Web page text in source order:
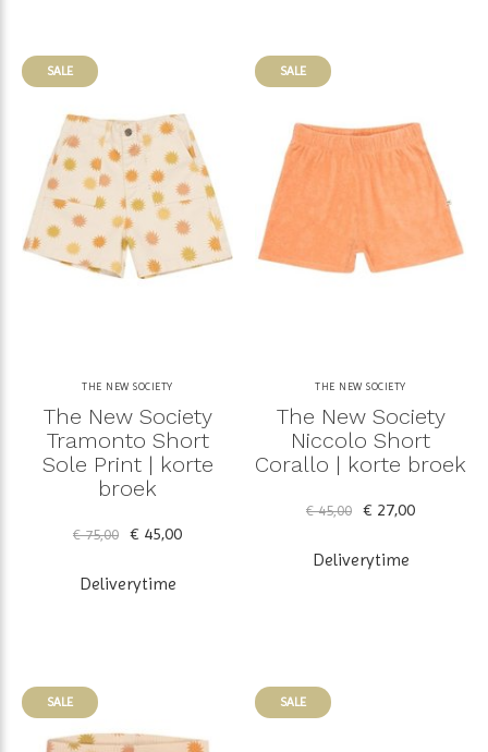
SALE
THE NEW SOCIETY
The New Society
Tramonto Short
Sole Print | korte
broek
€ 75,00 € 45,00
Deliverytime
SALE
THE NEW SOCIETY
The New Society
Niccolo Short
Corallo | korte broek
€ 45,00 € 27,00
Deliverytime
SALE SALE